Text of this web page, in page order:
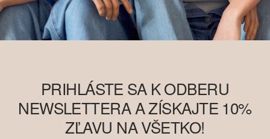
PRIHLÁSTE SA K ODBERU
NEWSLETTERA A ZÍSKAJTE 10%
ZĽAVU NA VŠETKO!